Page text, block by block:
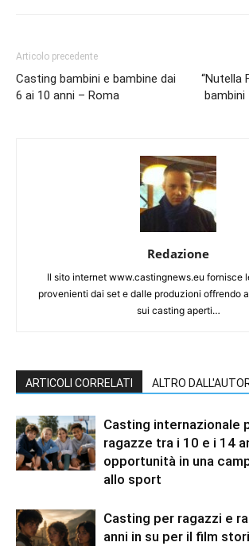
Articolo precedente
Casting bambini e bambine dai
6 ai 10 anni – Roma
“Nutella
Redazione
Il sito internet www.castingnews.eu fornisce
provenienti dai set e dalle produzioni offrendo
sui casting aperti…
ARTICOLI CORRELATI ALTRO
Casting internazionale
ragazze tra i 10 e i 14
opportunità in una
allo sport
Casting per ragazzi e
anni in su per il film